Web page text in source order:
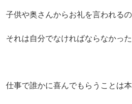
子供や奥さんからお礼を言われるの
それは自分でなければならなかった
仕事で誰かに喜んでもらうことは本